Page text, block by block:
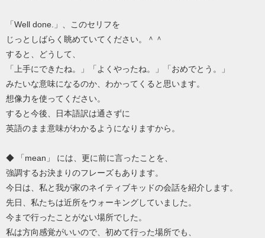
「Well done.」、このセリフを
じっとしばらく眺めていてください。＾＾
すると、どうして、
「上手にできたね。」「よくやったね。」「おめでとう。」
みたいな意味になるのか、わかってくると思います。
想像力を使ってください。
すると今後、日本語訳は通さずに
英語のまま意味がわかるようになりますから。
◆ 「mean」 には、更に前に言ったことを、
強調するお決まりのフレーズもあります。
今日は、私と我が家のネイティブキッドの会話を紹介します。
先日、私たちは近所をウォーキングしていました。
今まで行ったことがない場所でした。
私は方向感覚がいいので、初めて行った場所でも、